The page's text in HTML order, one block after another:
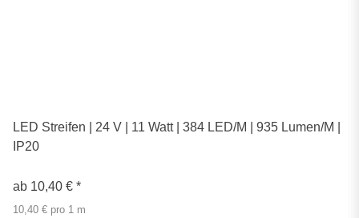
LED Streifen | 24 V | 11 Watt | 384 LED/M | 935 Lumen/M |
IP20
ab 10,40 € *
10,40 € pro 1 m